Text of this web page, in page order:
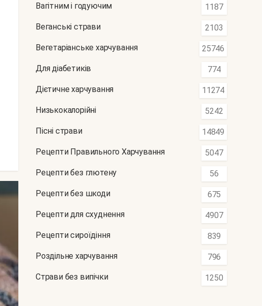
Вагітним і годуючим 1187
Веганські страви 2103
Вегетаріанське харчування 25746
Для діабетиків 774
Дієтичне харчування 11274
Низькокалорійні 5242
Пісні страви 14849
Рецепти Правильного Харчування 5047
Рецепти без глютену 56
Рецепти без шкоди 675
Рецепти для схуднення 4907
Рецепти сироїдіння 839
Роздільне харчування 796
Страви без випічки 1250